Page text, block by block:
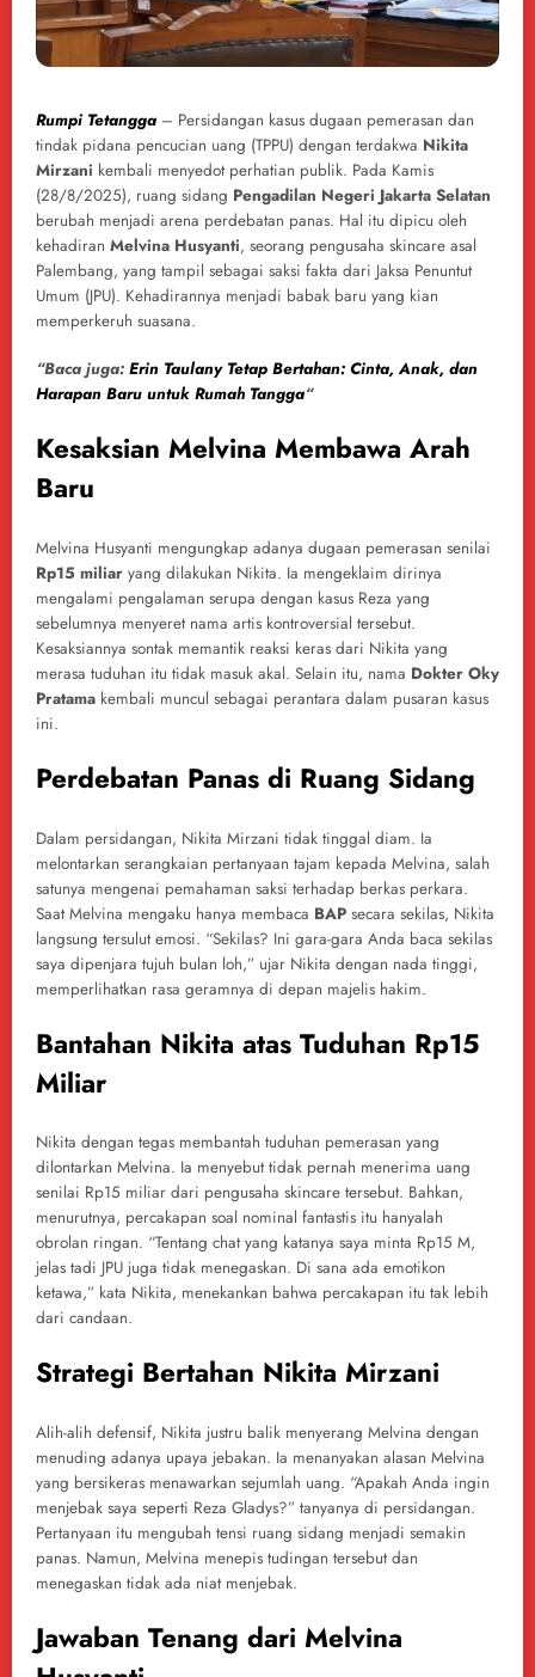
Rumpi Tetangga – Persidangan kasus dugaan pemerasan dan
tindak pidana pencucian uang (TPPU) dengan terdakwa Nikita
Mirzani kembali menyedot perhatian publik. Pada Kamis
(28/8/2025), ruang sidang Pengadilan Negeri Jakarta Selatan
berubah menjadi arena perdebatan panas. Hal itu dipicu oleh
kehadiran Melvina Husyanti, seorang pengusaha skincare asal
Palembang, yang tampil sebagai saksi fakta dari Jaksa Penuntut
Umum (JPU). Kehadirannya menjadi babak baru yang kian
memperkeruh suasana.
“Baca juga: Erin Taulany Tetap Bertahan: Cinta, Anak, dan
Harapan Baru untuk Rumah Tangga“
Kesaksian Melvina Membawa Arah
Baru
Melvina Husyanti mengungkap adanya dugaan pemerasan senilai
Rp15 miliar yang dilakukan Nikita. Ia mengeklaim dirinya
mengalami pengalaman serupa dengan kasus Reza yang
sebelumnya menyeret nama artis kontroversial tersebut.
Kesaksiannya sontak memantik reaksi keras dari Nikita yang
merasa tuduhan itu tidak masuk akal. Selain itu, nama Dokter Oky
Pratama kembali muncul sebagai perantara dalam pusaran kasus
ini.
Perdebatan Panas di Ruang Sidang
Dalam persidangan, Nikita Mirzani tidak tinggal diam. Ia
melontarkan serangkaian pertanyaan tajam kepada Melvina, salah
satunya mengenai pemahaman saksi terhadap berkas perkara.
Saat Melvina mengaku hanya membaca BAP secara sekilas, Nikita
langsung tersulut emosi. “Sekilas? Ini gara-gara Anda baca sekilas
saya dipenjara tujuh bulan loh,” ujar Nikita dengan nada tinggi,
memperlihatkan rasa geramnya di depan majelis hakim.
Bantahan Nikita atas Tuduhan Rp15
Miliar
Nikita dengan tegas membantah tuduhan pemerasan yang
dilontarkan Melvina. Ia menyebut tidak pernah menerima uang
senilai Rp15 miliar dari pengusaha skincare tersebut. Bahkan,
menurutnya, percakapan soal nominal fantastis itu hanyalah
obrolan ringan. “Tentang chat yang katanya saya minta Rp15 M,
jelas tadi JPU juga tidak menegaskan. Di sana ada emotikon
ketawa,” kata Nikita, menekankan bahwa percakapan itu tak lebih
dari candaan.
Strategi Bertahan Nikita Mirzani
Alih-alih defensif, Nikita justru balik menyerang Melvina dengan
menuding adanya upaya jebakan. Ia menanyakan alasan Melvina
yang bersikeras menawarkan sejumlah uang. “Apakah Anda ingin
menjebak saya seperti Reza Gladys?” tanyanya di persidangan.
Pertanyaan itu mengubah tensi ruang sidang menjadi semakin
panas. Namun, Melvina menepis tudingan tersebut dan
menegaskan tidak ada niat menjebak.
Jawaban Tenang dari Melvina